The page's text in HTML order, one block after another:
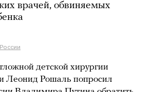
врачей, обвиняемых
детской хирургии
Леонид Рошаль попросил